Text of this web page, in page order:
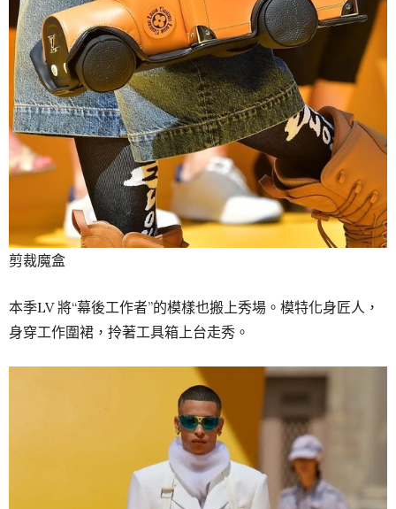
剪裁魔盒
本季LV 將“幕後工作者”的模樣也搬上秀場。模特化身匠人，
身穿工作圍裙，拎著工具箱上台走秀。